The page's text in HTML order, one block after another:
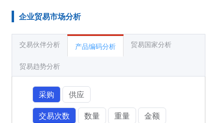
企业贸易市场分析
交易伙伴分析 产品编码分析 贸易国家分析
贸易趋势分析
采购
供应
交易次数
数量 重量 金额